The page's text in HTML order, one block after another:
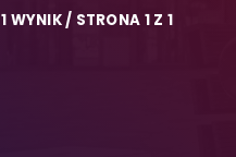
1 WYNIK / STRONA 1 Z 1